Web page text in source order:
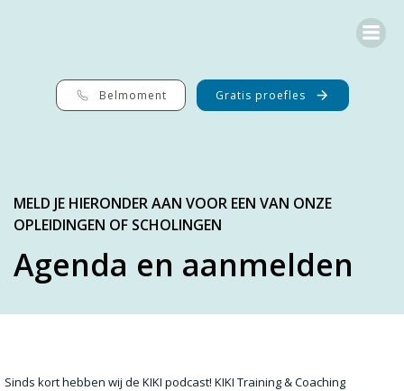
a
d
o
u
d
Belmoment Gratis proefles
MELD JE HIERONDER AAN VOOR EEN VAN ONZE
OPLEIDINGEN OF SCHOLINGEN
Agenda en aanmelden
Sinds kort hebben wij de KIKI podcast! KIKI Training & Coaching